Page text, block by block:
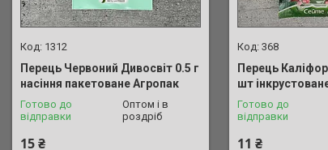
1312
Перець Червоний Дивосвіт 0.5 г
насіння пакетоване Агропак
Готово до
відправки
Оптом і в
роздріб
15 ₴
368
Перець
шт
Готово до
відправки
11 ₴